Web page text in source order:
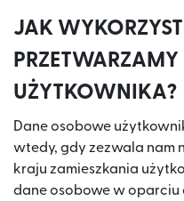
JAK
UŻYTKOWNIKA?
Dane osobowe
wtedy, gdy zezwala nam
kraju zamieszkania
dane osobowe w